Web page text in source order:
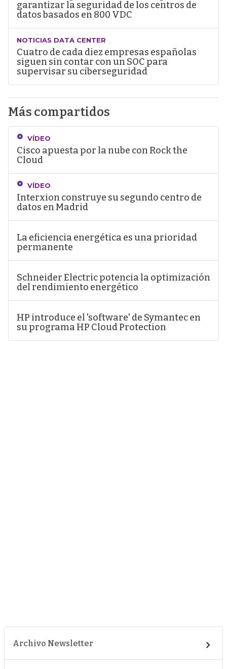
garantizar la seguridad de los centros de
datos basados en 800 VDC
NOTICIAS DATA CENTER
Cuatro de cada diez empresas españolas
siguen sin contar con un SOC para
supervisar su ciberseguridad
Más compartidos
VÍDEO
Cisco apuesta por la nube con Rock the
Cloud
VÍDEO
Interxion construye su segundo centro de
datos en Madrid
La eficiencia energética es una prioridad
permanente
Schneider Electric potencia la optimización
del rendimiento energético
HP introduce el 'software' de Symantec en
su programa HP Cloud Protection
Archivo Newsletter